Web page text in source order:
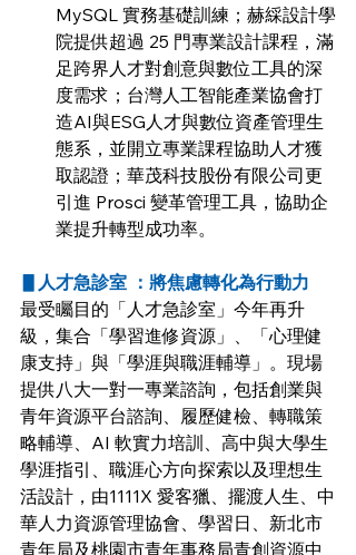
MySQL 實務基礎訓練；赫綵設計學
院提供超過 25 門專業設計課程，滿
足跨界人才對創意與數位工具的深
度需求；台灣人工智能產業協會打
造AI與ESG人才與數位資產管理生
態系，並開立專業課程協助人才獲
取認證；華茂科技股份有限公司更
引進 Prosci 變革管理工具，協助企
業提升轉型成功率。
▋ 人才急診室 ：將焦慮轉化為行動力
最受矚目的「人才急診室」今年再升
級，集合「學習進修資源」、「心理健
康支持」與「學涯與職涯輔導」。現場
提供八大一對一專業諮詢，包括創業與
青年資源平台諮詢、履歷健檢、轉職策
略輔導、AI 軟實力培訓、高中與大學生
學涯指引、職涯心方向探索以及理想生
活設計，由1111X 愛客獵、擺渡人生、中
華人力資源管理協會、學習日、新北市
青年局及桃園市青年事務局青創資源中